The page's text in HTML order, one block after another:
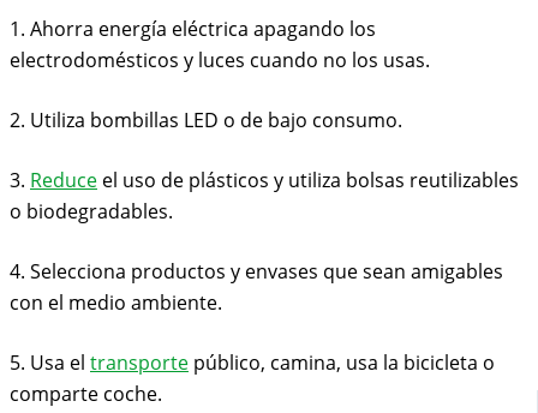
1. Ahorra energía eléctrica apagando los
electrodomésticos y luces cuando no los usas.
2. Utiliza bombillas LED o de bajo consumo.
3. Reduce el uso de plásticos y utiliza bolsas reutilizables
o biodegradables.
4. Selecciona productos y envases que sean amigables
con el medio ambiente.
5. Usa el transporte público, camina, usa la bicicleta o
comparte coche.